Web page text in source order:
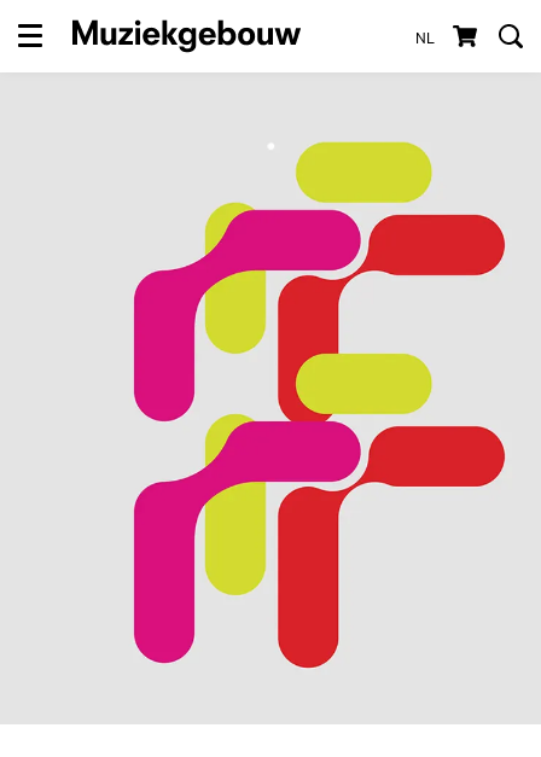
NL
Menu